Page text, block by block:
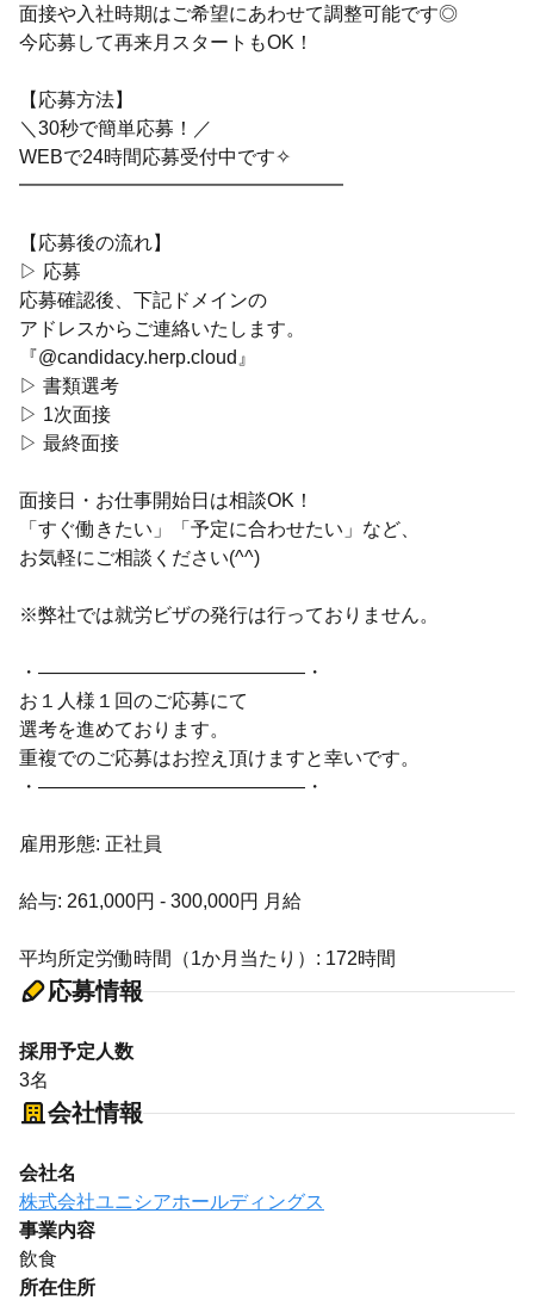
面接や入社時期はご希望にあわせて調整可能です◎
今応募して再来月スタートもOK！
【応募方法】
＼30秒で簡単応募！／
WEBで24時間応募受付中です✧
━━━━━━━━━━━━━━━━━
【応募後の流れ】
▷ 応募
応募確認後、下記ドメインの
アドレスからご連絡いたします。
『@candidacy.herp.cloud』
▷ 書類選考
▷ 1次面接
▷ 最終面接
面接日・お仕事開始日は相談OK！
「すぐ働きたい」「予定に合わせたい」など、
お気軽にご相談ください(^^)
※弊社では就労ビザの発行は行っておりません。
・――――――――――――――・
お１人様１回のご応募にて
選考を進めております。
重複でのご応募はお控え頂けますと幸いです。
・――――――――――――――・
雇用形態: 正社員
給与: 261,000円 - 300,000円 月給
平均所定労働時間（1か月当たり）: 172時間
応募情報
採用予定人数
3名
会社情報
会社名
株式会社ユニシアホールディングス
事業内容
飲食
所在住所